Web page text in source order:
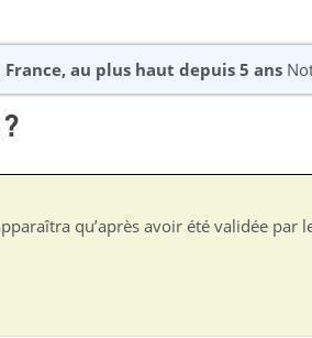
au plus haut depuis 5 ans
qu’après avoir été validée par